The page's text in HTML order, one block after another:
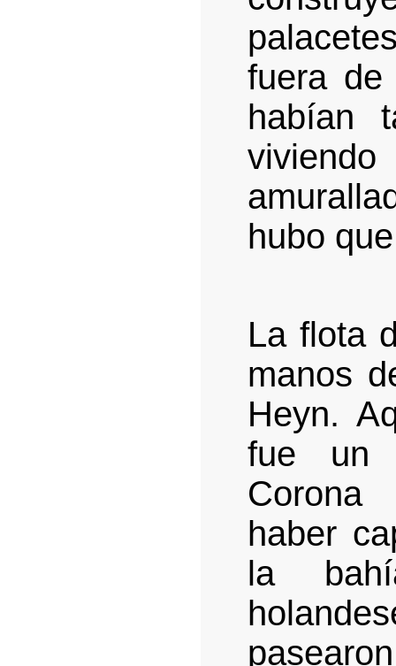
fuera
habían
hubo
La flota
manos
Heyn.
fue un
Corona
haber
la